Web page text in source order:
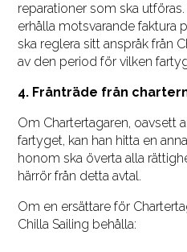
reparationer som ska
erhålla motsvarande faktura
ska reglera sitt anspråk från
av den period för vilken
4. Frånträde från
Om Chartertagaren, oavsett
fartyget, kan han hitta en
honom ska överta alla
härrör från detta avtal.
Om en ersättare för
Chilla Sailing behålla: